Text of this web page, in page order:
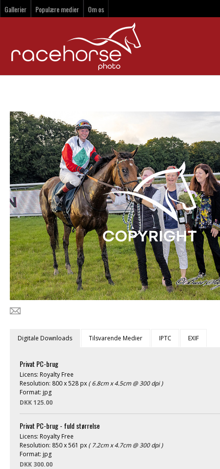
Gallerier Populære medier Om os
Digitale Downloads Tilsvarende Medier IPTC EXIF
Privat PC-brug
Licens: Royalty Free
Resolution: 800 x 528 px ( 6.8cm x 4.5cm @ 300 dpi )
Format: jpg
DKK 125.00
Privat PC-brug - fuld størrelse
Licens: Royalty Free
Resolution: 850 x 561 px ( 7.2cm x 4.7cm @ 300 dpi )
Format: jpg
DKK 300.00